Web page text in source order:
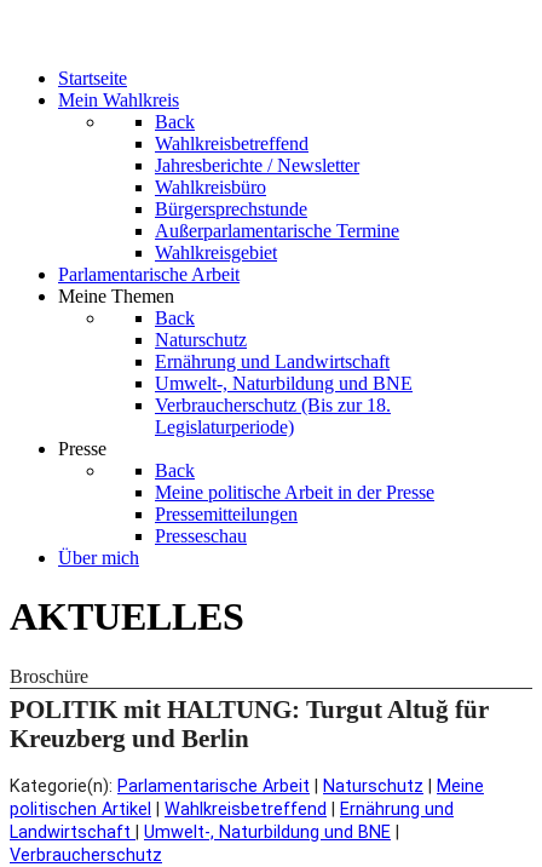
Startseite
Mein Wahlkreis
Back
Wahlkreisbetreffend
Jahresberichte / Newsletter
Wahlkreisbüro
Bürgersprechstunde
Außerparlamentarische Termine
Wahlkreisgebiet
Parlamentarische Arbeit
Meine Themen
Back
Naturschutz
Ernährung und Landwirtschaft
Umwelt-, Naturbildung und BNE
Verbraucherschutz (Bis zur 18.
Legislaturperiode)
Presse
Back
Meine politische Arbeit in der Presse
Pressemitteilungen
Presseschau
Über mich
AKTUELLES
Broschüre
POLITIK mit HALTUNG: Turgut Altuğ für
Kreuzberg und Berlin
Kategorie(n): Parlamentarische Arbeit Naturschutz
Meine
politischen Artikel
Wahlkreisbetreffend
Ernährung und
Landwirtschaft
Umwelt-, Naturbildung und BNE
Verbraucherschutz